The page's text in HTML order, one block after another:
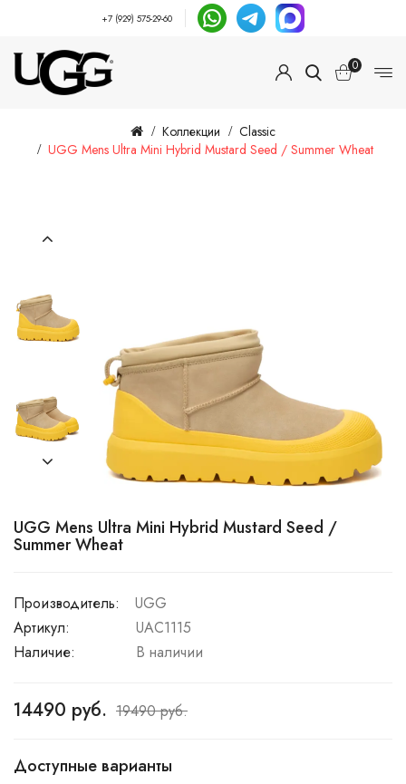
+7 (929) 575-29-60
0
Коллекции
Classic
UGG Mens Ultra Mini Hybrid Mustard Seed / Summer Wheat
UGG Mens Ultra Mini Hybrid Mustard Seed /
Summer Wheat
Производитель:
UGG
Артикул:
UAC1115
Наличие:
В наличии
14490 руб. 19490 руб.
Доступные варианты